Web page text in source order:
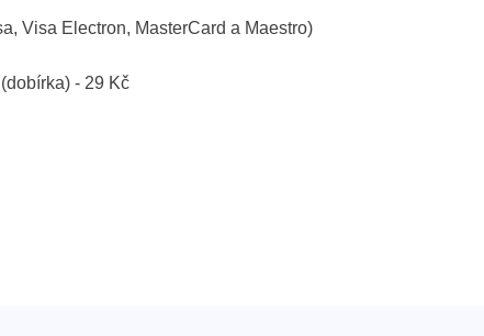
Visa Electron, MasterCard a Maestro)
- 29 Kč